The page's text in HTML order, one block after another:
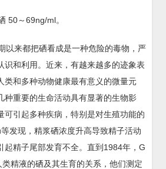
50～69ng/ml。
以来都把硒看成是一种危险的毒物，严
识和利用。近来，有越来越多的迹象表
类和多种动物健康最有意义的微量元
种重要的生命活动具有显著的生物影
可引起多种疾病，特别是对生殖功能的
发现，精浆硒浓度升高导致精子活动
起精子尾部发育不全。直到1984年，G
精液的硒及其生育的关系，他们测定